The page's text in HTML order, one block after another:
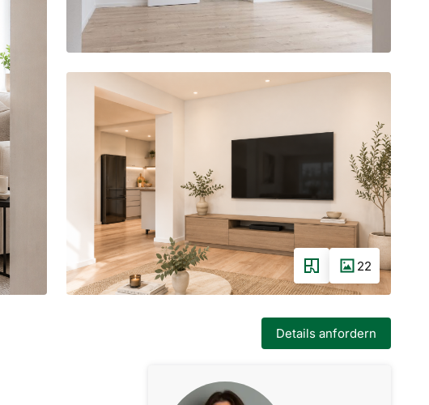
22
Details anfordern